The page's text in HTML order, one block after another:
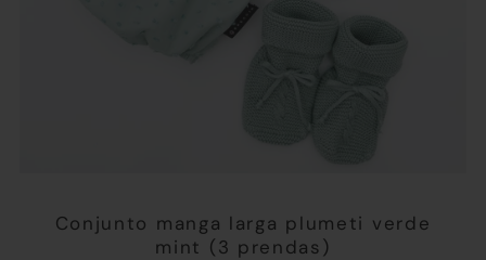
Conjunto manga larga plumeti verde
mint (3 prendas)